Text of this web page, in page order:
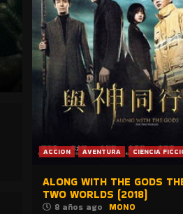
ACCION AVENTURA CIENCIA
ALONG WITH THE GODS
TWO WORLDS (2018)
8 años ago MONO